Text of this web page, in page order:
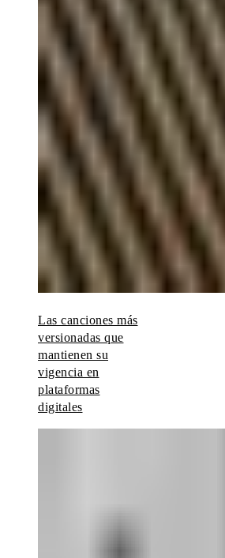
Las canciones más
versionadas que
mantienen su
vigencia en
plataformas
digitales